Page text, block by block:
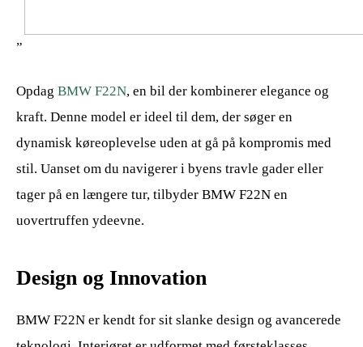
”
Opdag BMW F22N, en bil der kombinerer elegance og
kraft. Denne model er ideel til dem, der søger en
dynamisk køreoplevelse uden at gå på kompromis med
stil. Uanset om du navigerer i byens travle gader eller
tager på en længere tur, tilbyder BMW F22N en
uovertruffen ydeevne.
Design og Innovation
BMW F22N er kendt for sit slanke design og avancerede